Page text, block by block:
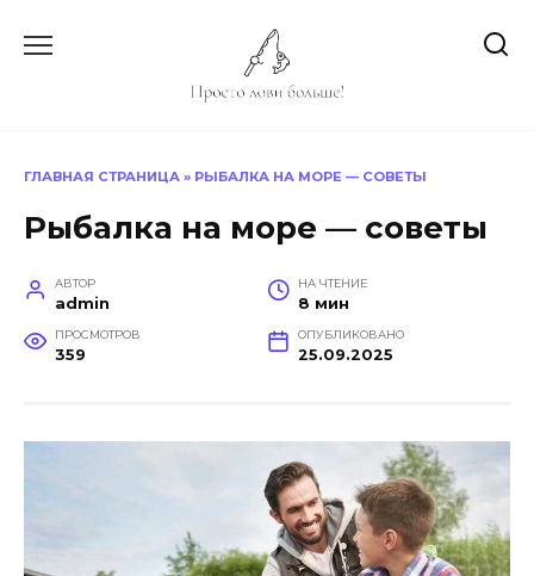
ГЛАВНАЯ СТРАНИЦА » РЫБАЛКА НА МОРЕ — СОВЕТЫ
Рыбалка на море — советы
АВТОР
admin
НА ЧТЕНИЕ
8 мин
ПРОСМОТРОВ
359
ОПУБЛИКОВАНО
25.09.2025